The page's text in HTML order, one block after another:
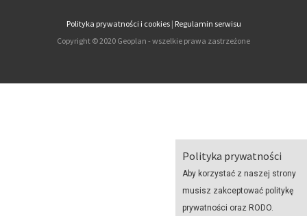
Polityka prywatności
Aby korzystać z naszej strony
musisz zakceptować politykę
prywatności oraz RODO.
Polityka prywatności i cookies| Regulamin serwisu
Copyright © 2020 Geoplan - wszelkie prawa zastrzeżone